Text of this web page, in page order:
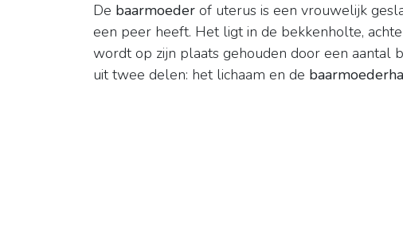
De baarmoeder of uterus is een vrouwelijk
een peer heeft. Het ligt in de bekkenholte,
wordt op zijn plaats gehouden door een aantal
uit twee delen: het lichaam en de